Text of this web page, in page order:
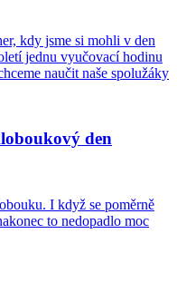
kdy jsme si mohli v den
jednu vyučovací hodinu
naučit naše spolužáky
den
I když se poměrně
to nedopadlo moc